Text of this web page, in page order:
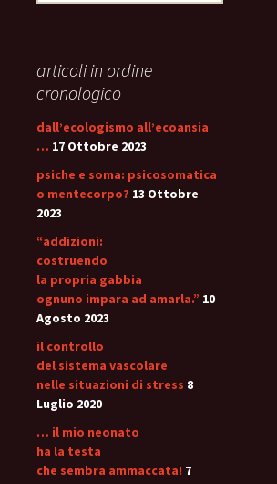
articoli in ordine
cronologico
dall’ecologismo all’ecoansia
… 17 Ottobre 2023
psiche e soma: psicosomatica
o mentecorpo? 13 Ottobre
2023
“addizioni:
costruendo
la propria gabbia
ognuno impara ad amarla.” 10
Agosto 2023
il controllo
del sistema vascolare
nelle situazioni di stress 8
Luglio 2020
… il mio neonato
ha la testa
che sembra ammaccata! 7